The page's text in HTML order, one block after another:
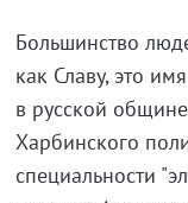
Большинство
как Славу, это
в русской
Харбинского
специальности